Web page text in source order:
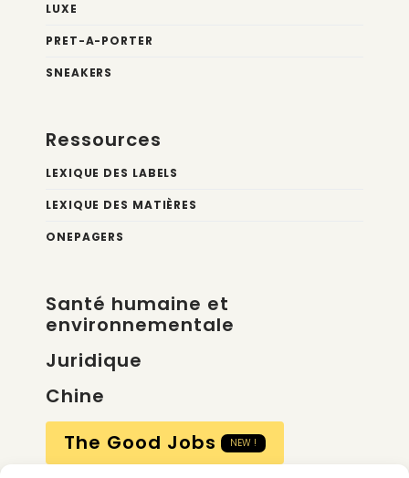
LUXE
PRET-A-PORTER
SNEAKERS
Ressources
LEXIQUE DES LABELS
LEXIQUE DES MATIÈRES
ONEPAGERS
Santé humaine et
environnementale
Juridique
Chine
The Good Jobs
NEW !